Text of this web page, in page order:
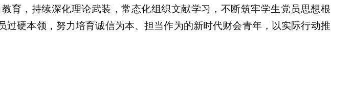
育，持续深化理论武装，常态化组织文献学习，不断筑牢学生党员思想根
硬本领，努力培育诚信为本、担当作为的新时代财会青年，以实际行动推